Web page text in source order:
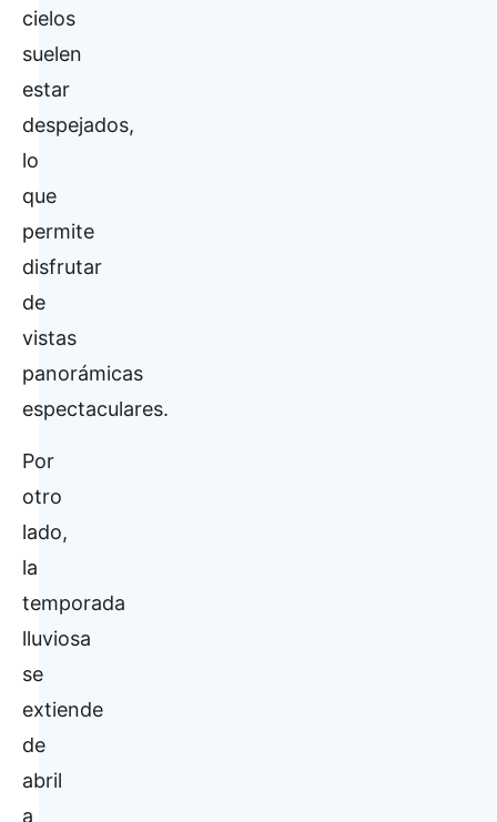
cielos
suelen
estar
despejados,
lo
que
permite
disfrutar
de
vistas
panorámicas
espectaculares.
Por
otro
lado,
la
temporada
lluviosa
se
extiende
de
abril
a